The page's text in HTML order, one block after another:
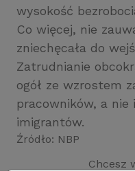
wysokość
Co więcej, nie
zniechęcała do
Zatrudnianie
ogół ze wzrostem
pracowników, a nie
imigrantów.
Źródło: NBP
Chcesz